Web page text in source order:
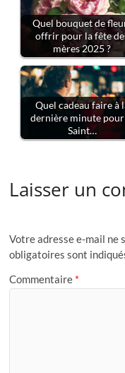
Quel bouquet de
offrir pour la fête
mères 2025 ?
Quel cadeau faire à
dernière minute
Saint…
Laisser un
Votre adresse e-mail ne
obligatoires sont
Commentaire *